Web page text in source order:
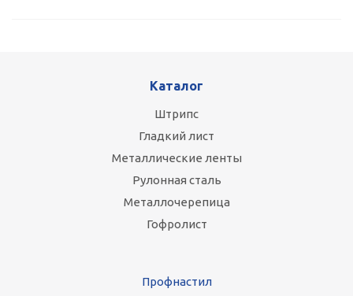
Каталог
Штрипс
Гладкий лист
Металлические ленты
Рулонная сталь
Металлочерепица
Гофролист
Профнастил